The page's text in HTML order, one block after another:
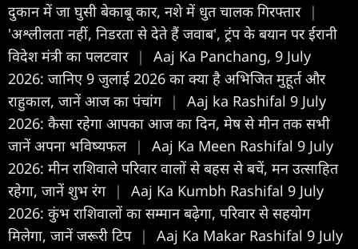
दुकान में जा घुसी बेकाबू कार, नशे में धुत चालक गिरफ्तार |
'अश्लीलता नहीं, निडरता से देते हैं जवाब', ट्रंप के बयान पर ईरानी
विदेश मंत्री का पलटवार |
Aaj Ka Panchang, 9 July
2026: जानिए 9 जुलाई 2026 का क्या है अभिजित मुहूर्त और
राहुकाल, जानें आज का पंचांग |
Aaj ka Rashifal 9 July
2026: कैसा रहेगा आपका आज का द‍िन, मेष से मीन तक सभी
जानें अपना भविष्यफल |
Aaj Ka Meen Rashifal 9 July
2026: मीन राशिवाले परिवार वालों से बहस से बचें, मन उत्साहित
रहेगा, जानें शुभ रंग |
Aaj Ka Kumbh Rashifal 9 July
2026: कुंभ राशिवालों का सम्मान बढ़ेगा, परिवार से सहयोग
मिलेगा, जानें जरूरी टिप |
Aaj Ka Makar Rashifal 9 July